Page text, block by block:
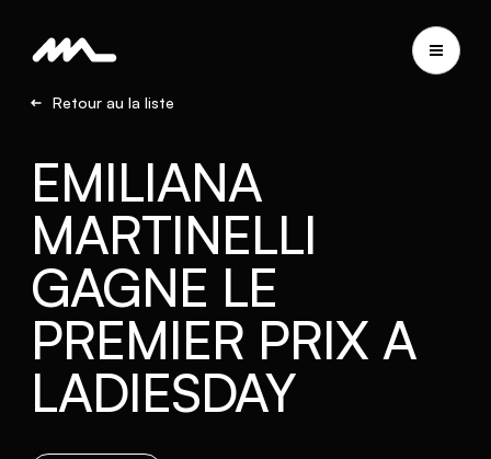
Retour au la liste
EMILIANA
MARTINELLI
GAGNE LE
PREMIER PRIX A
LADIESDAY